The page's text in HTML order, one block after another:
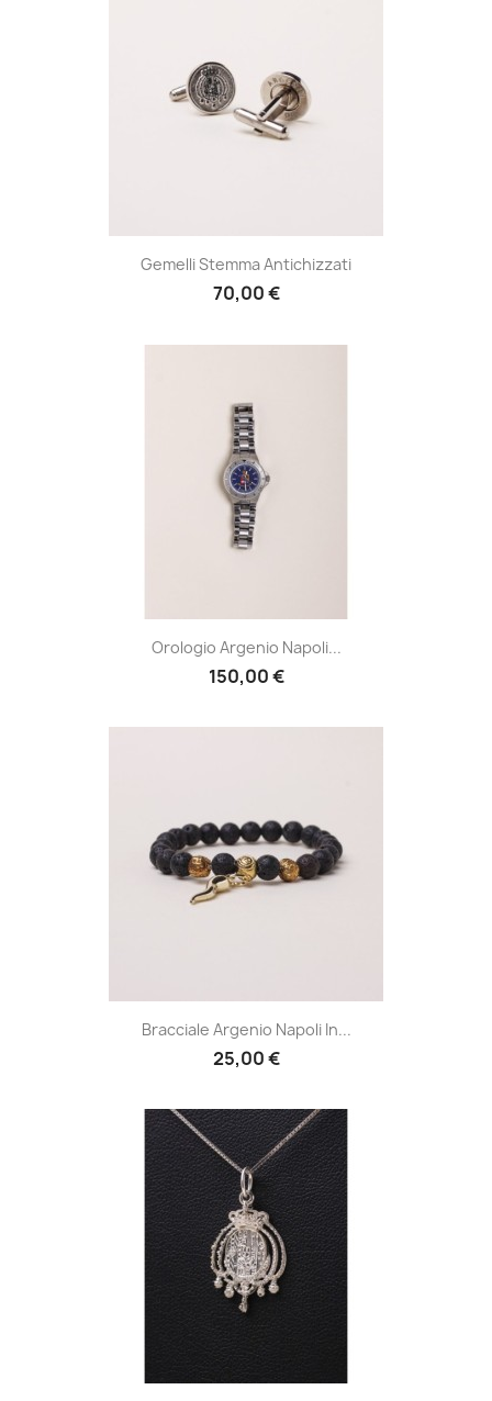
Gemelli Stemma Antichizzati
70,00 €
Orologio Argenio Napoli...
150,00 €
Bracciale Argenio Napoli In...
25,00 €